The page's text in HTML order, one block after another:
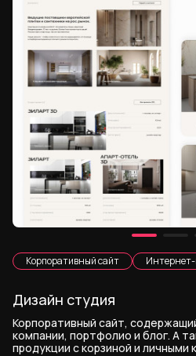
Корпоративный сайт
Дизайн студия
Корпоративный сайт,
компании, портфолио и блог. А
продукции с корзиной и личными